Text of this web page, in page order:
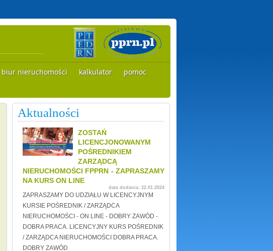
nieruchomości kalkulator
pomoc
Aktualności
ZOSTAŃ
LICENCJONOWANYM
POŚREDNIKIEM
ZARZĄDCĄ
NIERUCHOMOŚCI FPPRN - ZAPRASZAMY
NA KURS ON LINE
data dodania: 22.01.2024
ZAPRASZAMY DO UDZIAŁU W LICENCYJNYM
KURSIE POŚREDNIK / ZARZĄDCA
NIERUCHOMOŚCI - ON LINE - DOBRY ZAWÓD -
DOBRA PRACA. LICENCYJNY KURS POŚREDNIK
/ ZARZĄDCA NIERUCHOMOŚCI DOBRA PRACA.
DOBRY ZAWÓD